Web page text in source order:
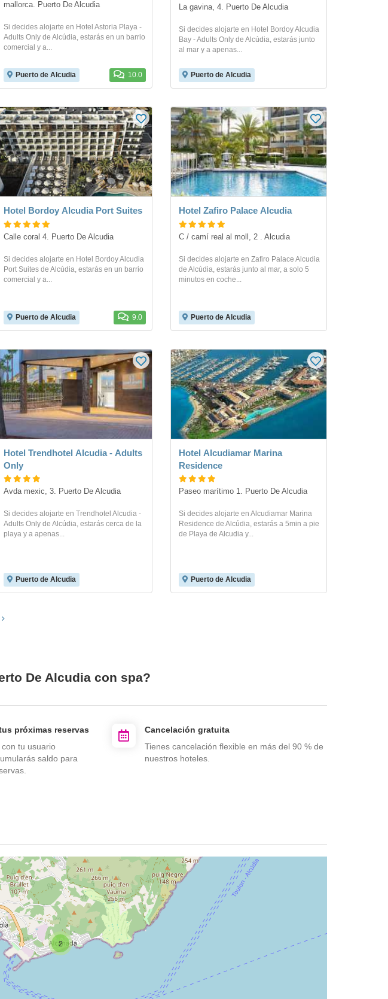
mallorca. Puerto De Alcudia
Si decides alojarte en Hotel Astoria Playa -
Adults Only de Alcúdia, estarás en un barrio
comercial y a...
Puerto de Alcudia 10.0
La gavina, 4. Puerto De Alcudia
Si decides alojarte en Hotel Bordoy Alcudia
Bay - Adults Only de Alcúdia, estarás junto
al mar y a apenas...
Puerto de Alcudia
Hotel Bordoy Alcudia Port Suites
Calle coral 4. Puerto De Alcudia
Si decides alojarte en Hotel Bordoy Alcudia
Port Suites de Alcúdia, estarás en un barrio
comercial y a...
Puerto de Alcudia 9.0
Hotel Zafiro Palace Alcudia
C / camí real al moll, 2 . Alcudia
Si decides alojarte en Zafiro Palace Alcudia
de Alcúdia, estarás junto al mar, a solo 5
minutos en coche...
Puerto de Alcudia
Hotel Trendhotel Alcudia - Adults
Only
Avda mexic, 3. Puerto De Alcudia
Si decides alojarte en Trendhotel Alcudia -
Adults Only de Alcúdia, estarás cerca de la
playa y a apenas...
Puerto de Alcudia
Hotel Alcudiamar Marina
Residence
Paseo marítimo 1. Puerto De Alcudia
Si decides alojarte en Alcudiamar Marina
Residence de Alcúdia, estarás a 5min a pie
de Playa de Alcudia y...
Puerto de Alcudia
De Alcudia con spa?
próximas reservas
tu usuario
saldo para
Cancelación gratuita
Tienes cancelación flexible en más del 90 % de
nuestros hoteles.
2